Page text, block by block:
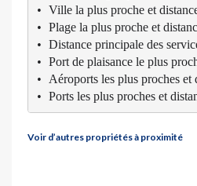
• Ville la plus proche et
• Plage la plus proche et
• Distance principale des
• Port de plaisance le plus
• Aéroports les plus proches
• Ports les plus proches et
Voir d’autres propriétés à proximité